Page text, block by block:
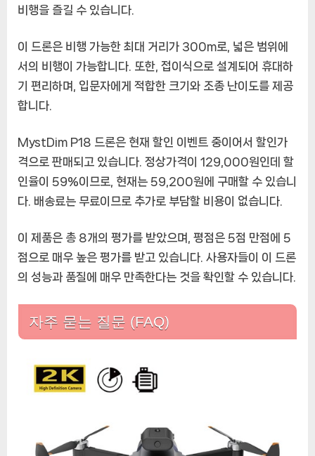
카
메
라
장
물
회
피
행
리
300m
에
비행을 즐길 수 있습니다.
이 드론은 비행 가능한 최대 거리가 300m로, 넓은 범위에
서의 비행이 가능합니다. 또한, 접이식으로 설계되어 휴대하
기 편리하며, 입문자에게 적합한 크기와 조종 난이도를 제공
합니다.
MystDim P18 드론은 현재 할인 이벤트 중이어서 할인가
격으로 판매되고 있습니다. 정상가격이 129,000원인데 할
인율이 59%이므로, 현재는 59,200원에 구매할 수 있습니
다. 배송료는 무료이므로 추가로 부담할 비용이 없습니다.
이 제품은 총 8개의 평가를 받았으며, 평점은 5점 만점에 5
점으로 매우 높은 평가를 받고 있습니다. 사용자들이 이 드론
의 성능과 품질에 매우 만족한다는 것을 확인할 수 있습니다.
자주 묻는 질문 (FAQ)